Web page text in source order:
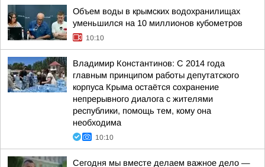
Объем воды в крымских водохранилищах
уменьшился на 10 миллионов кубометров
10:10
Владимир Константинов: С 2014 года
главным принципом работы депутатского
корпуса Крыма остаётся сохранение
непрерывного диалога с жителями
республики, помощь тем, кому она
необходима
10:10
Сегодня мы вместе делаем важное дело —